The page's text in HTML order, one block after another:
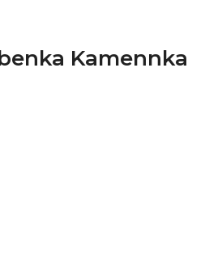
Kamennka